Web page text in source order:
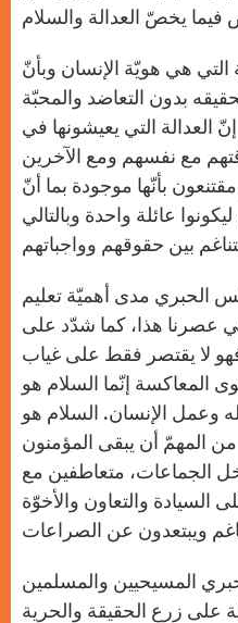
التي هي هويّة الإنسان وبأنّ
بدون التعاضد والمحبّة
العدالة التي يعيشونها في
مع نفسهم ومع الآخرين
بأنّها موجودة بما أنّ
عائلة واحدة وبالتالي
الحبري مدى أهميّة تعليم
عصرنا هذا، كما شدّد على
لا يقتصر فقط على غياب
المعاكسة إنّما السلام هو
وعمل الإنسان. السلام هو
من المهمّ أن يبقى المؤمنون
الجماعات، متعاطفين مع
والتعاون والأخوّة
المسيحيين والمسلمين
على زرع الحقيقة والحرية